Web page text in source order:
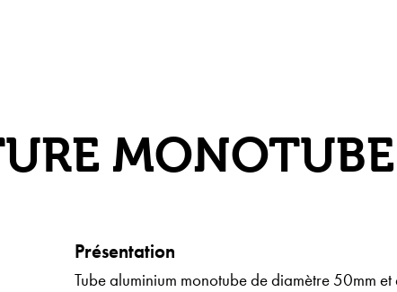
Présentation
Tube aluminium monotube de diamètre 50mm